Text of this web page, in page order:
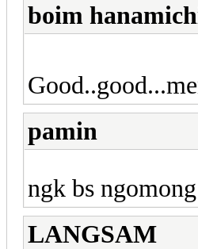
boim
pamin
ngk bs
LANGSAM